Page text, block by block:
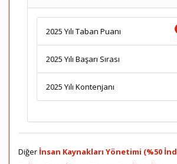
2025 Yılı Taban Puanı
2025 Yılı Başarı Sırası
2025 Yılı Kontenjanı
Diğer İnsan Kaynakları Yönetimi (%50